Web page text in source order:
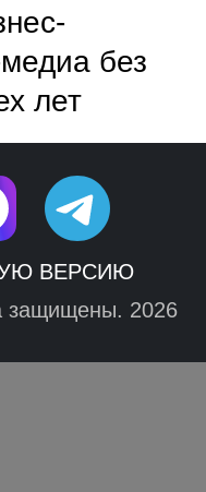
без
лет
ВЕРСИЮ
защищены. 2026